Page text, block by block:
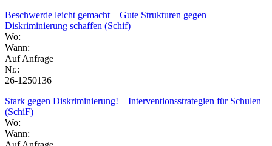
Beschwerde leicht gemacht – Gute Strukturen gegen
Diskriminierung schaffen (Schif)
Wo:
Wann:
Auf Anfrage
Nr.:
26-1250136
Stark gegen Diskriminierung! – Interventionsstrategien für Schulen
(SchiF)
Wo:
Wann: